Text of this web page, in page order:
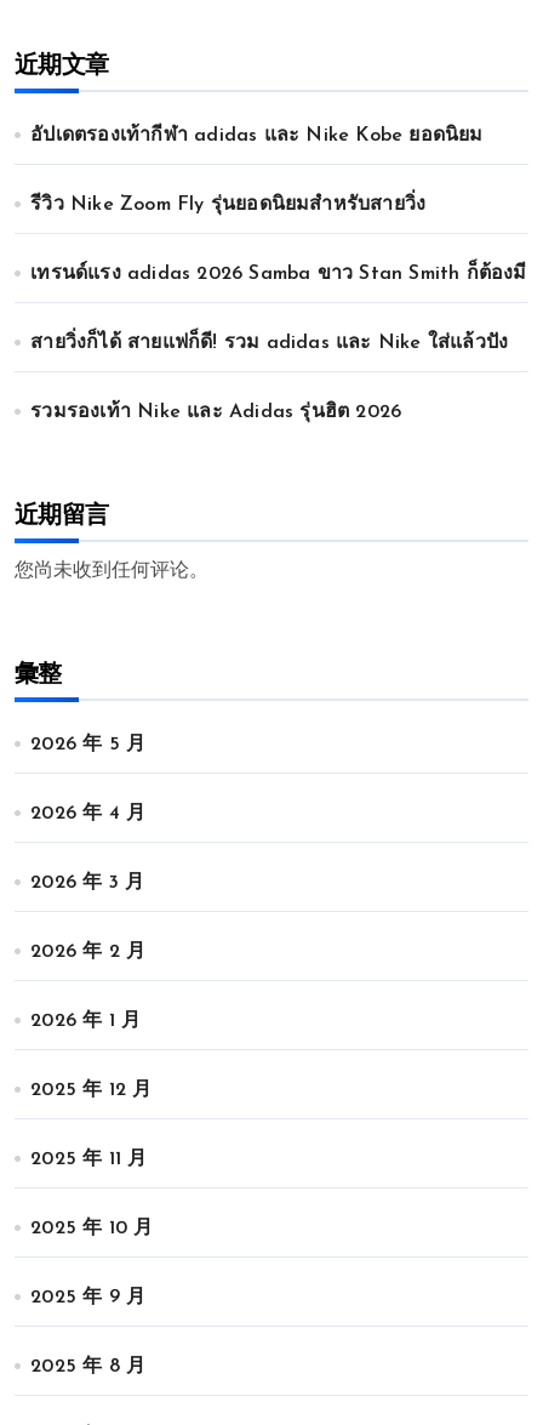
近期文章
อัปเดตรองเท้ากีฬา adidas และ Nike Kobe ยอดนิยม
รีวิว Nike Zoom Fly รุ่นยอดนิยมสำหรับสายวิ่ง
เทรนด์แรง adidas 2026 Samba ขาว Stan Smith ก็ต้องมี
สายวิ่งก็ได้ สายแฟก็ดี! รวม adidas และ Nike ใส่แล้วปัง
รวมรองเท้า Nike และ Adidas รุ่นฮิต 2026
近期留言
您尚未收到任何评论。
彙整
2026 年 5 月
2026 年 4 月
2026 年 3 月
2026 年 2 月
2026 年 1 月
2025 年 12 月
2025 年 11 月
2025 年 10 月
2025 年 9 月
2025 年 8 月